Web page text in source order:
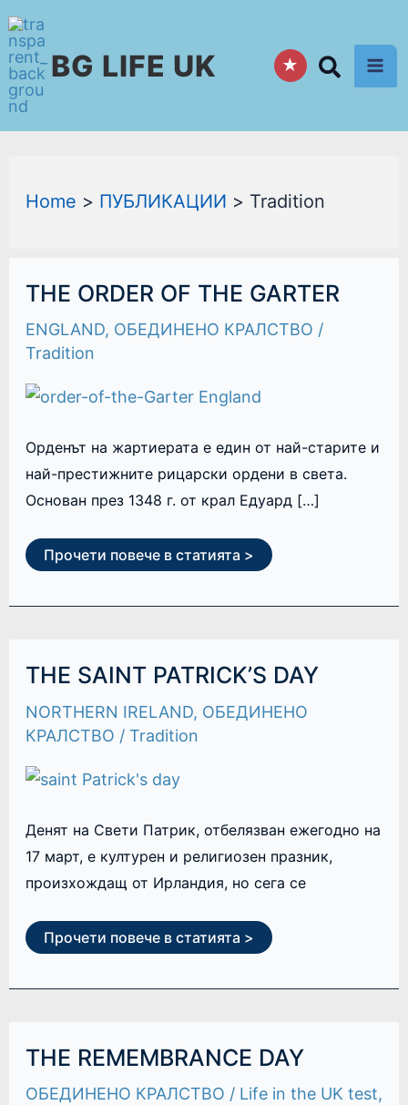
Skip
to
contentBG LIFE UK ★
Home ПУБЛИКАЦИИ Tradition
THE ORDER OF THE GARTER
ENGLAND, ОБЕДИНЕНО КРАЛСТВО /
Tradition
Орденът на жартиерата е един от най-старите и
най-престижните рицарски ордени в света.
Основан през 1348 г. от крал Едуард […]
THE
ORDER
THE
GARTER
Прочети повече в статията >
THE SAINT PATRICK’S DAY
NORTHERN IRELAND, ОБЕДИНЕНО
КРАЛСТВО / Tradition
Денят на Свети Патрик, отбелязван ежегодно на
17 март, е културен и религиозен празник,
произхождащ от Ирландия, но сега се
THE
SAINT
DAY
Прочети повече в статията >
THE REMEMBRANCE DAY
ОБЕДИНЕНО КРАЛСТВО / Life in the UK test,
THE
REMEMBRANCE